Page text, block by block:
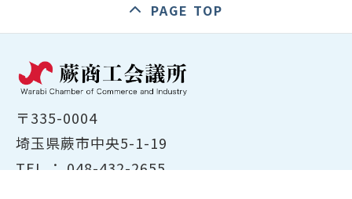
PAGE TOP
〒335-0004
埼玉県蕨市中央5-1-19
TEL ： 048-432-2655